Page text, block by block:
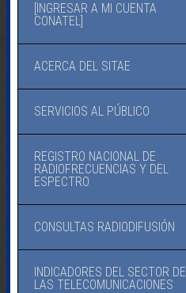
[INGRESAR A MI CUENTA
CONATEL]
ACERCA DEL SITAE
SERVICIOS AL PÚBLICO
REGISTRO NACIONAL DE
RADIOFRECUENCIAS Y DEL
ESPECTRO
CONSULTAS RADIODIFUSIÓN
INDICADORES DEL SECTOR DE
LAS TELECOMUNICACIONES